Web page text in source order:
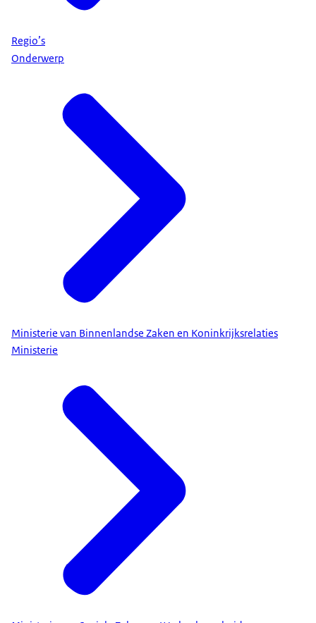
Regio’s
Onderwerp
Ministerie van Binnenlandse Zaken en Koninkrijksrelaties
Ministerie